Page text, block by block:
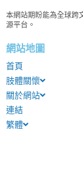
本網站期盼能為全球跨
源平台。
網站地圖
首頁
肢體關懷
關於網站
連結
繁體